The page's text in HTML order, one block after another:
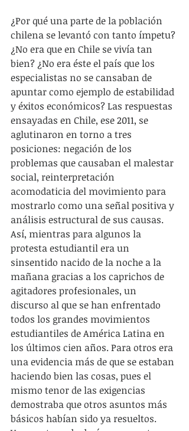
¿Por qué una parte de la población
chilena se levantó con tanto ímpetu?
¿No era que en Chile se vivía tan
bien? ¿No era éste el país que los
especialistas no se cansaban de
apuntar como ejemplo de estabilidad
y éxitos económicos? Las respuestas
ensayadas en Chile, ese 2011, se
aglutinaron en torno a tres
posiciones: negación de los
problemas que causaban el malestar
social, reinterpretación
acomodaticia del movimiento para
mostrarlo como una señal positiva y
análisis estructural de sus causas.
Así, mientras para algunos la
protesta estudiantil era un
sinsentido nacido de la noche a la
mañana gracias a los caprichos de
agitadores profesionales, un
discurso al que se han enfrentado
todos los grandes movimientos
estudiantiles de América Latina en
los últimos cien años. Para otros era
una evidencia más de que se estaban
haciendo bien las cosas, pues el
mismo tenor de las exigencias
demostraba que otros asuntos más
básicos habían sido ya resueltos.